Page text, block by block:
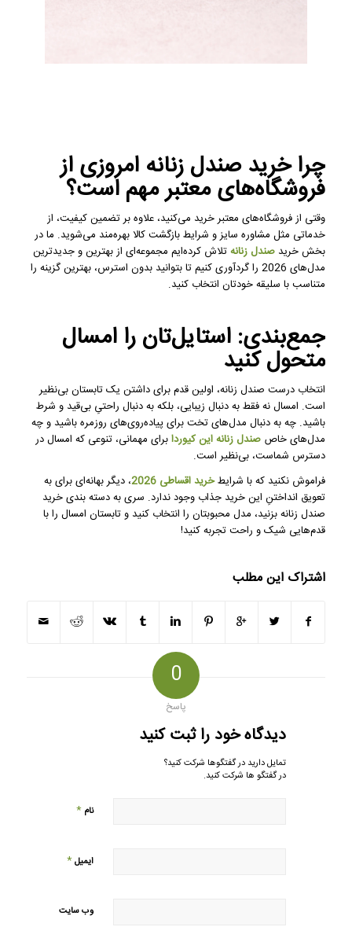
چرا خرید صندل زنانه امروزی از
فروشگاه‌های معتبر مهم است؟
وقتی از فروشگاه‌های معتبر خرید می‌کنید، علاوه بر تضمین کیفیت، از
خدماتی مثل مشاوره سایز و شرایط بازگشت کالا بهره‌مند می‌شوید. ما در
بخش خرید صندل زنانهتلاش کرده‌ایم مجموعه‌ای از بهترین و جدیدترین
مدل‌های 2026 را گردآوری کنیم تا بتوانید بدون استرس، بهترین گزینه را
متناسب با سلیقه خودتان انتخاب کنید.
جمع‌بندی: استایل‌تان را امسال
متحول کنید
انتخاب درست صندل زنانه، اولین قدم برای داشتن یک تابستان بی‌نظیر
است. امسال نه فقط به دنبال زیبایی، بلکه به دنبال راحتیِ بی‌قید و شرط
باشید. چه به دنبال مدل‌های تخت برای پیاده‌روی‌های روزمره باشید و چه
مدل‌های خاص صندل زنانه این کیوردابرای مهمانی، تنوعی که امسال در
دسترس شماست، بی‌نظیر است.
فراموش نکنید که با شرایطخرید اقساطی 2026
، دیگر بهانه‌ای برای به
تعویق انداختنِ این خرید جذاب وجود ندارد. سری به دسته بندی خرید
صندل زنانه بزنید، مدل محبوبتان را انتخاب کنید و تابستان امسال را با
قدم‌هایی شیک و راحت تجربه کنید!
اشتراک این مطلب
0
پاسخ
دیدگاه خود را ثبت کنید
تمایل دارید در گفتگوها شرکت کنید؟
در گفتگو ها شرکت کنید.
نام *
ایمیل*
وب‌ سایت